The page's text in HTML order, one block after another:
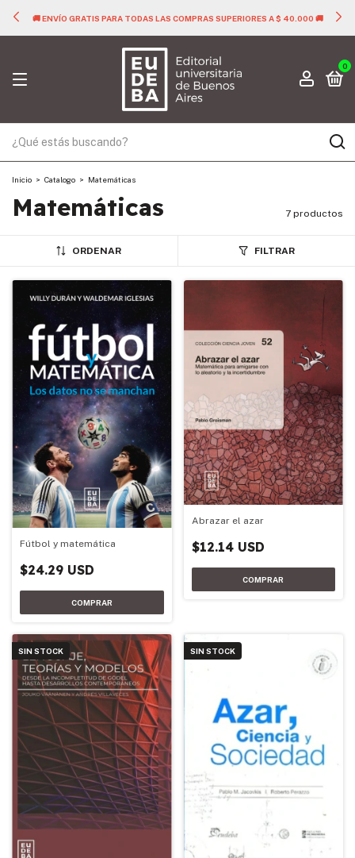
🚚 ENVÍO GRATIS PARA TODAS LAS COMPRAS SUPERIORES A $ 40.000 🚚
0
Inicio > Catalogo > Matemáticas
Matemáticas 7 productos
ORDENAR FILTRAR
Fútbol y matemática
$24.29 USD
Abrazar el azar
$12.14 USD
SIN STOCK SIN STOCK